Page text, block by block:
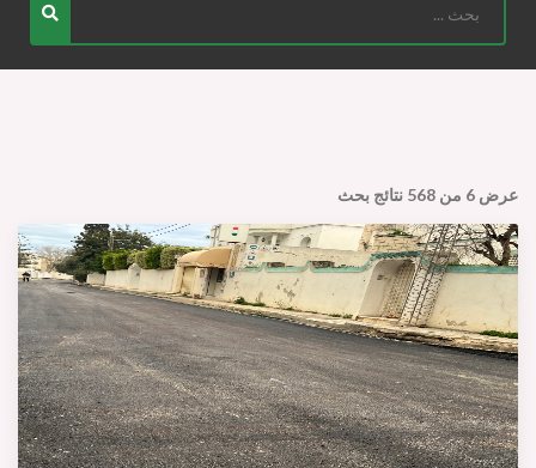
عرض 6 من 568 نتائج بحث